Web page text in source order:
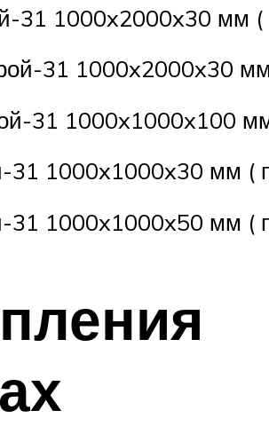
31 1000x2000x30 мм (
31 1000x2000x30
31 1000x1000x100
1000x1000x30 мм (
1000x1000x50 мм (